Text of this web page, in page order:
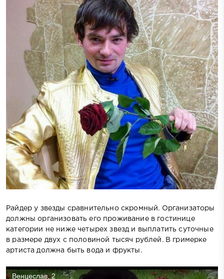
Райдер у звезды сравнительно скромный. Организаторы
должны организовать его проживание в гостинице
категории не ниже четырех звезд и выплатить суточные
в размере двух с половиной тысяч рублей. В гримерке
артиста должна быть вода и фрукты.